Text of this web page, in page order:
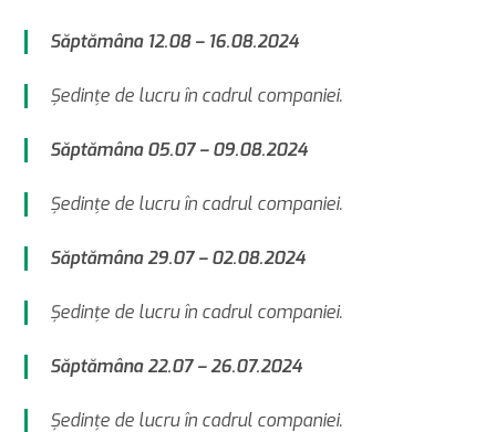
Săptămâna 12.08 – 16.08.2024
Şedinţe de lucru în cadrul companiei.
Săptămâna 05.07 – 09.08.2024
Şedinţe de lucru în cadrul companiei.
Săptămâna 29.07 – 02.08.2024
Şedinţe de lucru în cadrul companiei.
Săptămâna 22.07 – 26.07.2024
Şedinţe de lucru în cadrul companiei.